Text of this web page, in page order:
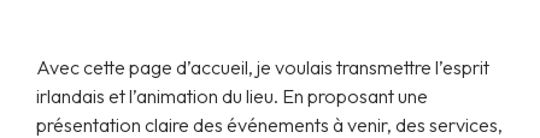
Avec cette page d’accueil, je voulais transmettre l’esprit
irlandais et l’animation du lieu. En proposant une
présentation claire des événements à venir, des services,